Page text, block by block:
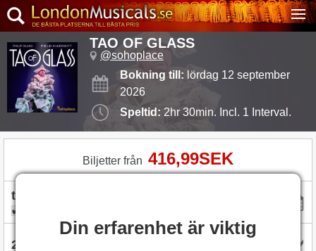
TAO OF GLASS
@sohoplace
Bokning till: lördag 12 september
2026
Speltid: 2hr 30min. Incl. 1 Interval.
Biljetter från 416,99SEK
Din erfarenhet är viktig